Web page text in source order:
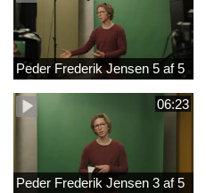
Peder Frederik Jensen 5 af 5
06:23
Peder Frederik Jensen 3 af 5